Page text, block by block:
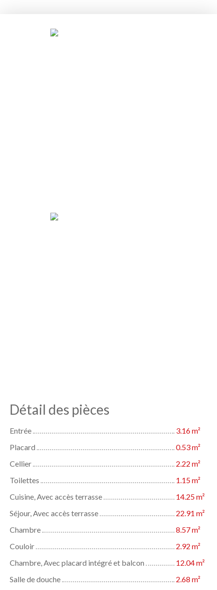
Détail des pièces
Entrée
3.16 m²
Placard
0.53 m²
Cellier
2.22 m²
Toilettes
1.15 m²
Cuisine, Avec accès terrasse
14.25 m²
Séjour, Avec accès terrasse
22.91 m²
Chambre
8.57 m²
Couloir
2.92 m²
Chambre, Avec placard intégré et balcon
12.04 m²
Salle de douche
2.68 m²